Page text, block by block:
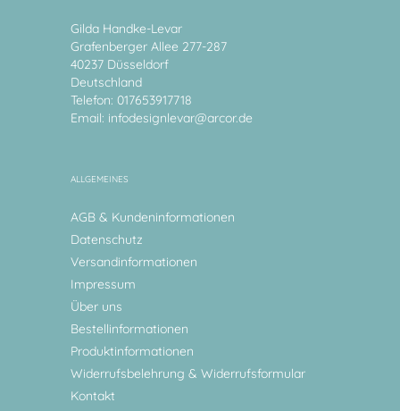
Gilda Handke-Levar
Grafenberger Allee 277-287
40237 Düsseldorf
Deutschland
Telefon: 017653917718
Email: infodesignlevar@arcor.de
ALLGEMEINES
AGB & Kundeninformationen
Datenschutz
Versandinformationen
Impressum
Über uns
Bestellinformationen
Produktinformationen
Widerrufsbelehrung & Widerrufsformular
Kontakt